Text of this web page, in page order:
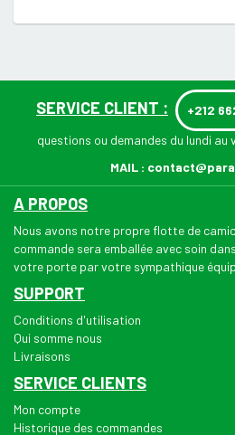
SERVICE CLIENT : +212
questions ou demandes du lundi au
MAIL :
A PROPOS
Nous avons notre propre flotte de
commande sera emballée avec soin
votre porte par votre sympathique
SUPPORT
Conditions d'utilisation
Qui somme nous
Livraisons
SERVICE CLIENTS
Mon compte
Historique des commandes